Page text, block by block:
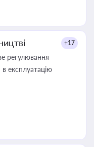
+17
регулювання
в експлуатацію